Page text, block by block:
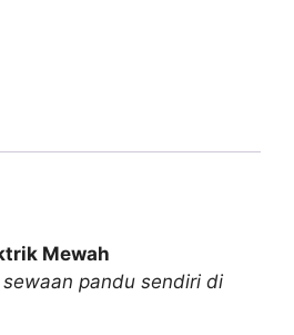
Mewah
pandu sendiri di